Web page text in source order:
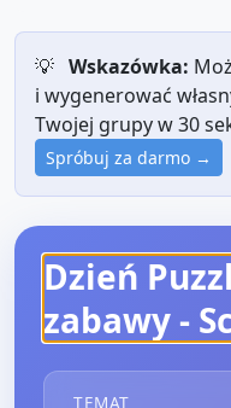
💡 Wskazówka:
i wygenerować
Twojej grupy w 30
Spróbuj za darmo →
Dzień
zabawy -
TEMAT